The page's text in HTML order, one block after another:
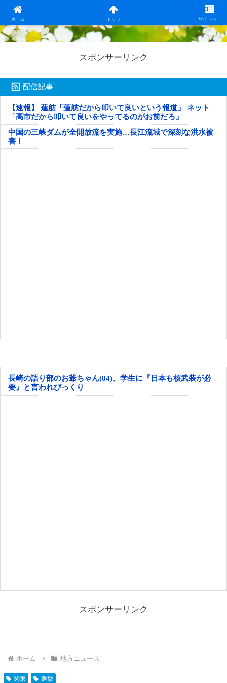
ホーム トップ サイドバー
日本第一！ニュース録
スポンサーリンク
配信記事
【速報】 蓮舫「蓮舫だから叩いて良いという報道」 ネット
「高市だから叩いて良いをやってるのがお前だろ」
中国の三峡ダムが全開放流を実施…長江流域で深刻な洪水被
害！
長崎の語り部のお爺ちゃん(84)、学生に『日本も核武装が必
要』と言われびっくり
スポンサーリンク
ホーム 地方ニュース
関東 選挙